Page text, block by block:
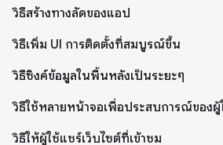
วิธีสร้างทางลัดของแอป
วิธีเพิ่ม UI การติดตั้งที่สมบูรณ์ขึ้น
วิธีซิงค์ข้อมูลในพื้นหลังเป็นระยะๆ
วิธีใช้หลายหน้าจอเพื่อประสบการณ์ของ
วิธีให้ผู้ใช้แชร์เว็บไซต์ที่เข้าชม